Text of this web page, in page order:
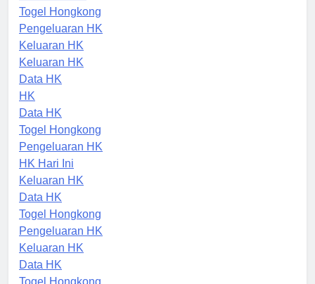
HK Malam Ini
Togel Hongkong
Pengeluaran HK
Keluaran HK
Keluaran HK
Data HK
HK
Data HK
Togel Hongkong
Pengeluaran HK
HK Hari Ini
Keluaran HK
Data HK
Togel Hongkong
Pengeluaran HK
Keluaran HK
Data HK